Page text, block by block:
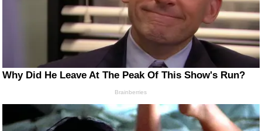
Why Did He Leave At The Peak Of This Show's Run?
Brainberries